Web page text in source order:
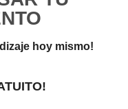
hoy mismo!